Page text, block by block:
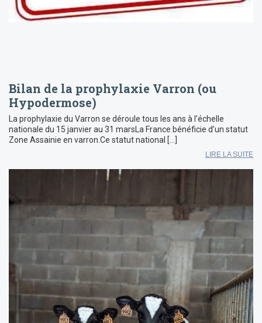
Bilan de la prophylaxie Varron (ou
Hypodermose)
La prophylaxie du Varron se déroule tous les ans à l’échelle
nationale du 15 janvier au 31 marsLa France bénéficie d’un statut
Zone Assainie en varron.Ce statut national […]
LIRE LA SUITE